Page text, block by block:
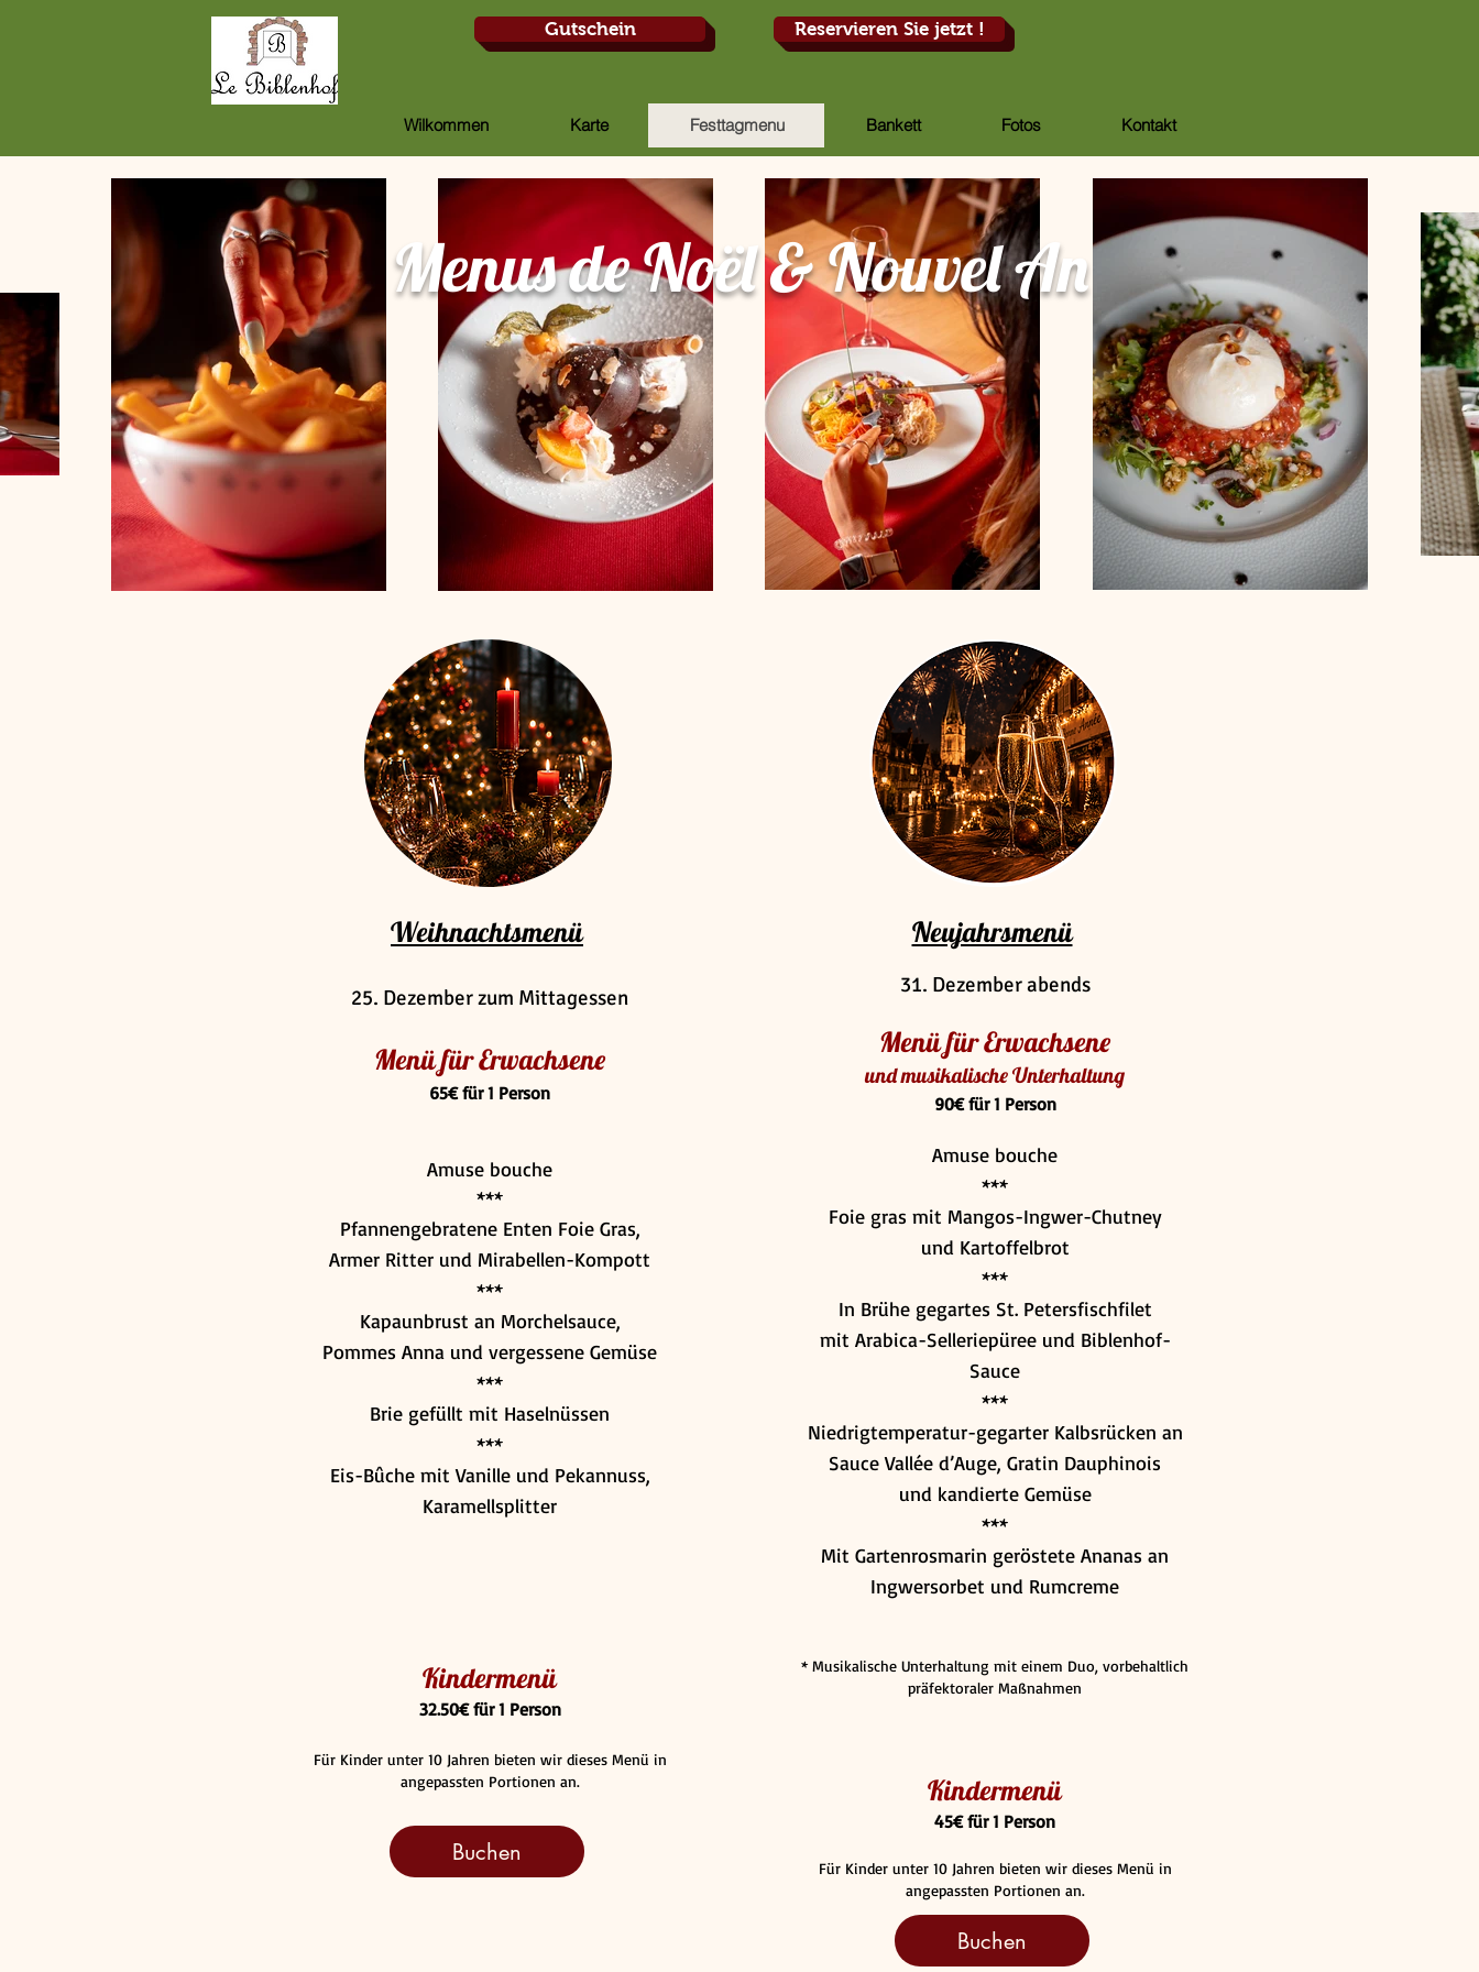
Gutschein Reservieren Sie jetzt !
Wilkommen Karte Festtagmenu Bankett Fotos Kontakt
Menus de Noël & Nouvel An
Weihnachtsmenü
25. Dezember zum Mittagessen
Menü für Erwachsene
65€ für 1 Person
Amuse bouche
***
Pfannengebratene Enten Foie Gras,
Armer Ritter und Mirabellen-Kompott
***
Kapaunbrust an Morchelsauce,
Pommes Anna und vergessene Gemüse
***
Brie gefüllt mit Haselnüssen
***
Eis-Bûche mit Vanille und Pekannuss,
Karamellsplitter
Kindermenü
32.50€ für 1 Person
Für Kinder unter 10 Jahren bieten wir dieses Menü in
angepassten Portionen an.
Buchen
Neujahrsmenü
31. Dezember abends
Menü für Erwachsene
und musikalische Unterhaltung
90€ für 1 Person
Amuse bouche
***
Foie gras mit Mangos-Ingwer-Chutney
und Kartoffelbrot
***
In Brühe gegartes St. Petersfischfilet
mit Arabica-Selleriepüree und Biblenhof-
Sauce
***
Niedrigtemperatur-gegarter Kalbsrücken an
Sauce Vallée d’Auge, Gratin Dauphinois
und kandierte Gemüse
***
Mit Gartenrosmarin geröstete Ananas an
Ingwersorbet und Rumcreme
* Musikalische Unterhaltung mit einem Duo, vorbehaltlich
präfektoraler Maßnahmen
Kindermenü
45€ für 1 Person
Für Kinder unter 10 Jahren bieten wir dieses Menü in
angepassten Portionen an.
Buchen